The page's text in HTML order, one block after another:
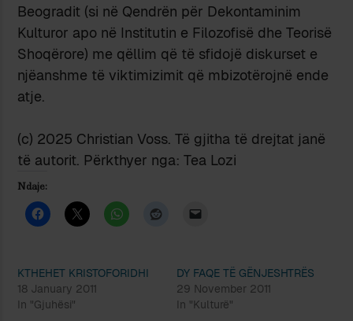
Beogradit (si në Qendrën për Dekontaminim
Kulturor apo në Institutin e Filozofisë dhe Teorisë
Shoqërore) me qëllim që të sfidojë diskurset e
njëanshme të viktimizimit që mbizotërojnë ende
atje.
(c) 2025 Christian Voss. Të gjitha të drejtat janë
të autorit. Përkthyer nga: Tea Lozi
Ndaje:
KTHEHET KRISTOFORIDHI
18 January 2011
In "Gjuhësi"
DY FAQE TË GËNJESHTRËS
29 November 2011
In "Kulturë"